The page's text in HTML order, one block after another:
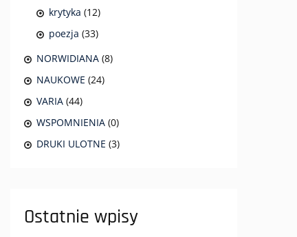
krytyka (12)
poezja (33)
NORWIDIANA (8)
NAUKOWE (24)
VARIA (44)
WSPOMNIENIA (0)
DRUKI ULOTNE (3)
Ostatnie wpisy